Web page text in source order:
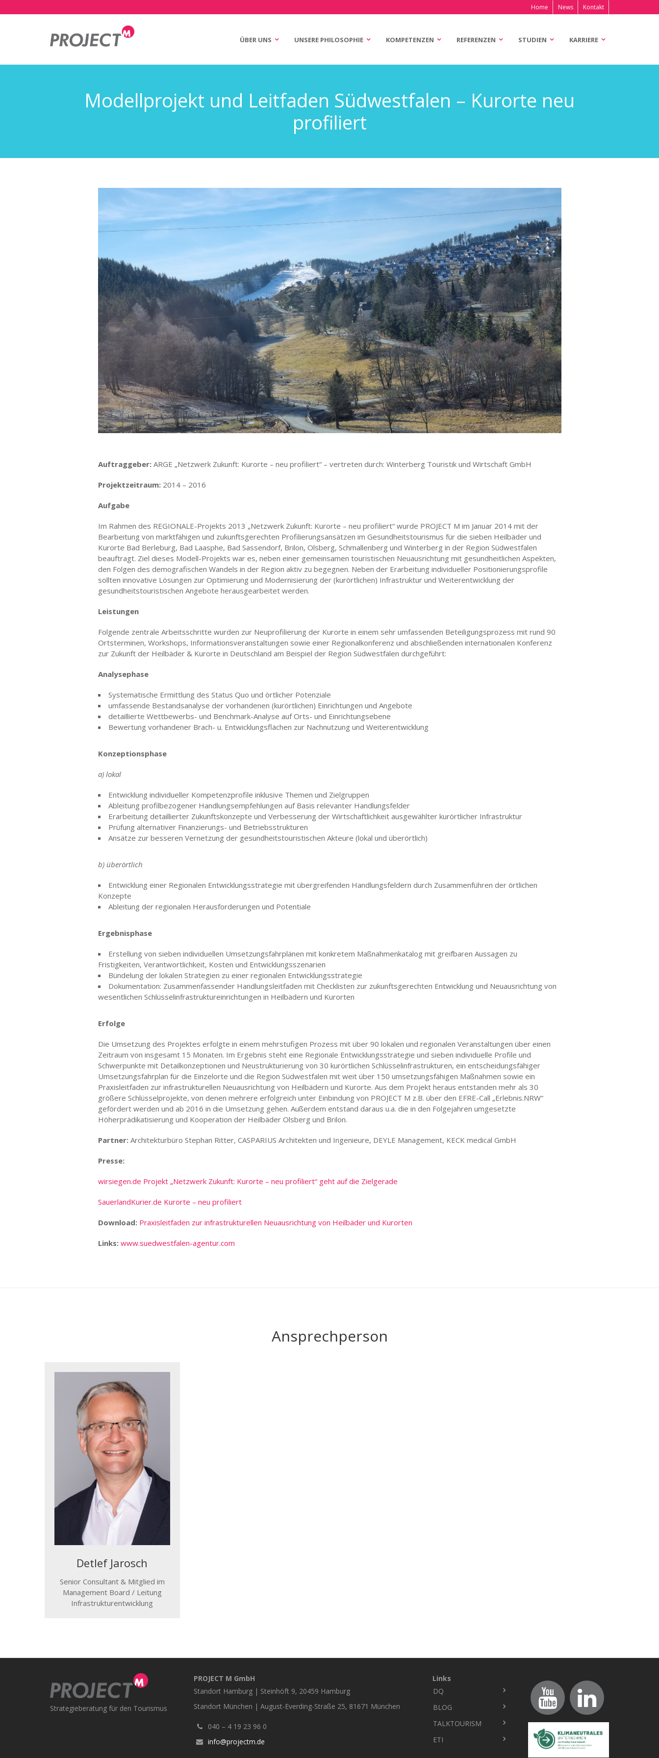
Home News Kontakt
navigation
ÜBER UNS UNSERE PHILOSOPHIE KOMPETENZEN REFERENZEN STUDIEN KARRIERE
Modellprojekt und Leitfaden Südwestfalen – Kurorte neu
profiliert
Auftraggeber:ARGE „Netzwerk Zukunft: Kurorte – neu profiliert“ – vertreten durch: Winterberg Touristik und Wirtschaft GmbH
Projektzeitraum:2014 – 2016
Aufgabe
Im Rahmen des REGIONALE-Projekts 2013 „Netzwerk Zukunft: Kurorte – neu profiliert“ wurde PROJECT M im Januar 2014 mit der
Bearbeitung von marktfähigen und zukunftsgerechten Profilierungsansätzen im Gesundheitstourismus für die sieben Heilbäder und
Kurorte Bad Berleburg, Bad Laasphe, Bad Sassendorf, Brilon, Olsberg, Schmallenberg und Winterberg in der Region Südwestfalen
beauftragt. Ziel dieses Modell-Projekts war es, neben einer gemeinsamen touristischen Neuausrichtung mit gesundheitlichen Aspekten,
den Folgen des demografischen Wandels in der Region aktiv zu begegnen. Neben der Erarbeitung individueller Positionierungsprofile
sollten innovative Lösungen zur Optimierung und Modernisierung der (kurörtlichen) Infrastruktur und Weiterentwicklung der
gesundheitstouristischen Angebote herausgearbeitet werden.
Leistungen
Folgende zentrale Arbeitsschritte wurden zur Neuprofilierung der Kurorte in einem sehr umfassenden Beteiligungsprozess mit rund 90
Ortsterminen, Workshops, Informationsveranstaltungen sowie einer Regionalkonferenz und abschließenden internationalen Konferenz
zur Zukunft der Heilbäder & Kurorte in Deutschland am Beispiel der Region Südwestfalen durchgeführt:
Analysephase
Systematische Ermittlung des Status Quo und örtlicher Potenziale
umfassende Bestandsanalyse der vorhandenen (kurörtlichen) Einrichtungen und Angebote
detaillierte Wettbewerbs- und Benchmark-Analyse auf Orts- und Einrichtungsebene
Bewertung vorhandener Brach- u. Entwicklungsflächen zur Nachnutzung und Weiterentwicklung
Konzeptionsphase
a) lokal
Entwicklung individueller Kompetenzprofile inklusive Themen und Zielgruppen
Ableitung profilbezogener Handlungsempfehlungen auf Basis relevanter Handlungsfelder
Erarbeitung detaillierter Zukunftskonzepte und Verbesserung der Wirtschaftlichkeit ausgewählter kurörtlicher Infrastruktur
Prüfung alternativer Finanzierungs- und Betriebsstrukturen
Ansätze zur besseren Vernetzung der gesundheitstouristischen Akteure (lokal und überörtlich)
b) überörtlich
Entwicklung einer Regionalen Entwicklungsstrategie mit übergreifenden Handlungsfeldern durch Zusammenführen der örtlichen
Konzepte
Ableitung der regionalen Herausforderungen und Potentiale
Ergebnisphase
Erstellung von sieben individuellen Umsetzungsfahrplänen mit konkretem Maßnahmenkatalog mit greifbaren Aussagen zu
Fristigkeiten, Verantwortlichkeit, Kosten und Entwicklungsszenarien
Bündelung der lokalen Strategien zu einer regionalen Entwicklungsstrategie
Dokumentation: Zusammenfassender Handlungsleitfaden mit Checklisten zur zukunftsgerechten Entwicklung und Neuausrichtung von
wesentlichen Schlüsselinfrastruktureinrichtungen in Heilbädern und Kurorten
Erfolge
Die Umsetzung des Projektes erfolgte in einem mehrstufigen Prozess mit über 90 lokalen und regionalen Veranstaltungen über einen
Zeitraum von insgesamt 15 Monaten. Im Ergebnis steht eine Regionale Entwicklungsstrategie und sieben individuelle Profile und
Schwerpunkte mit Detailkonzeptionen und Neustrukturierung von 30 kurörtlichen Schlüsselinfrastrukturen, ein entscheidungsfähiger
Umsetzungsfahrplan für die Einzelorte und die Region Südwestfalen mit weit über 150 umsetzungsfähigen Maßnahmen sowie ein
Praxisleitfaden zur infrastrukturellen Neuausrichtung von Heilbädern und Kurorte. Aus dem Projekt heraus entstanden mehr als 30
größere Schlüsselprojekte, von denen mehrere erfolgreich unter Einbindung von PROJECT M z.B. über den EFRE-Call „Erlebnis.NRW“
gefördert werden und ab 2016 in die Umsetzung gehen. Außerdem entstand daraus u.a. die in den Folgejahren umgesetzte
Höherprädikatisierung und Kooperation der Heilbäder Olsberg und Brilon.
Partner:Architekturbüro Stephan Ritter, CASPARIUS Architekten und Ingenieure, DEYLE Management, KECK medical GmbH
Presse:
wirsiegen.de Projekt „Netzwerk Zukunft: Kurorte – neu profiliert“ geht auf die Zielgerade
SauerlandKurier.de Kurorte – neu profiliert
Download: Praxisleitfaden zur infrastrukturellen Neuausrichtung von Heilbäder und Kurorten
Links: www.suedwestfalen-agentur.com
Ansprechperson
Detlef Jarosch
Senior Consultant & Mitglied im
Management Board / Leitung
Infrastrukturentwicklung
Strategieberatung für den Tourismus
PROJECT M GmbH
Standort Hamburg | Steinhöft 9, 20459 Hamburg
Standort München | August-Everding-Straße 25, 81671 München
040 – 4 19 23 96 0
info@projectm.de
Links
Fußbereich
DQ
BLOG
TALKTOURISM
ETI